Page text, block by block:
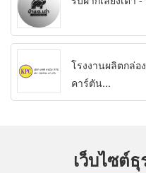
โรงงานผลิตกล่อ
คาร์ตัน...
เว็บไซต์